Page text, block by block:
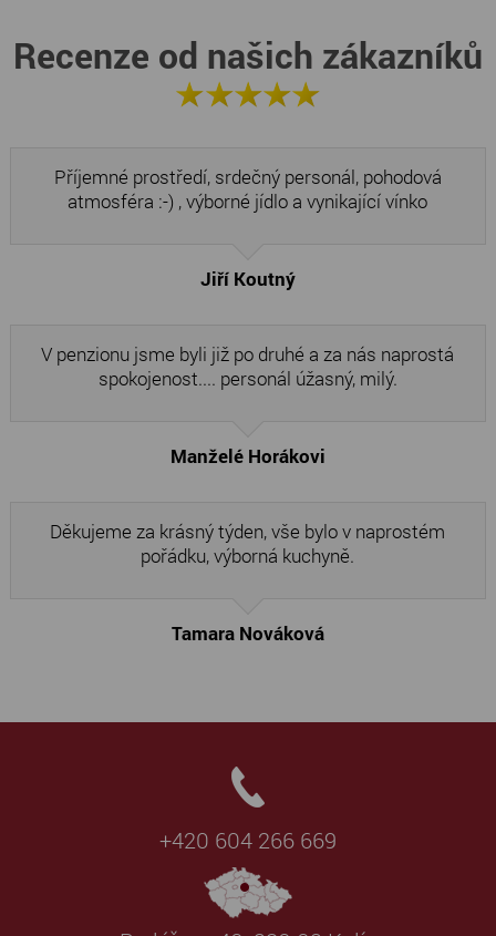
Recenze od našich zákazníků
Příjemné prostředí, srdečný personál, pohodová
atmosféra :-) , výborné jídlo a vynikající vínko
Jiří Koutný
V penzionu jsme byli již po druhé a za nás naprostá
spokojenost.... personál úžasný, milý.
Manželé Horákovi
Děkujeme za krásný týden, vše bylo v naprostém
pořádku, výborná kuchyně.
Tamara Nováková
+420 604 266 669